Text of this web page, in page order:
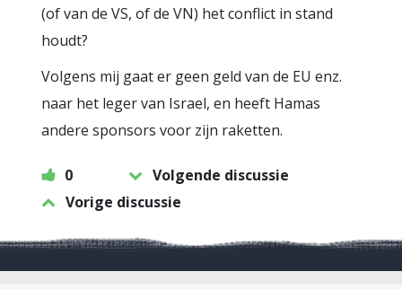
(of van de VS, of de VN) het conflict in stand
houdt?
Volgens mij gaat er geen geld van de EU enz.
naar het leger van Israel, en heeft Hamas
andere sponsors voor zijn raketten.
0
Volgende discussie
Vorige discussie